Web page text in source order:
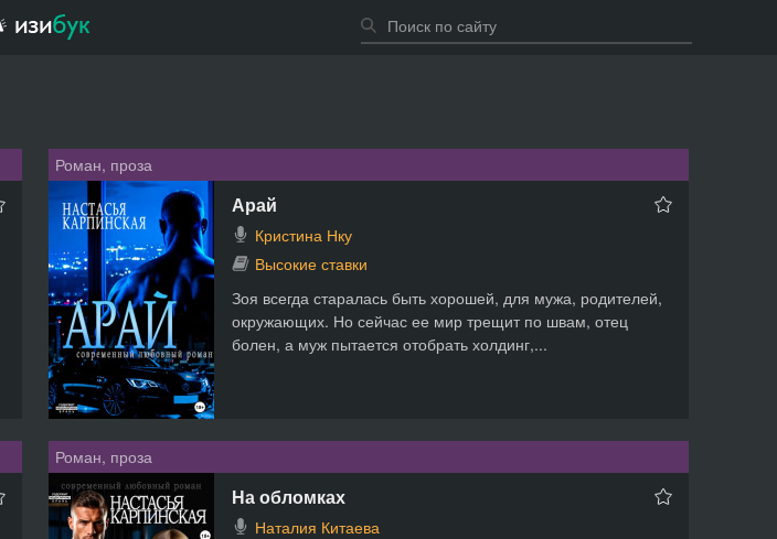
Роман, проза
Арай
Кристина Нку
Высокие ставки
Зоя всегда старалась быть хорошей, для мужа, родителей,
окружающих. Но сейчас ее мир трещит по швам, отец
болен, а муж пытается отобрать холдинг,...
Роман, проза
На обломках
Наталия Китаева